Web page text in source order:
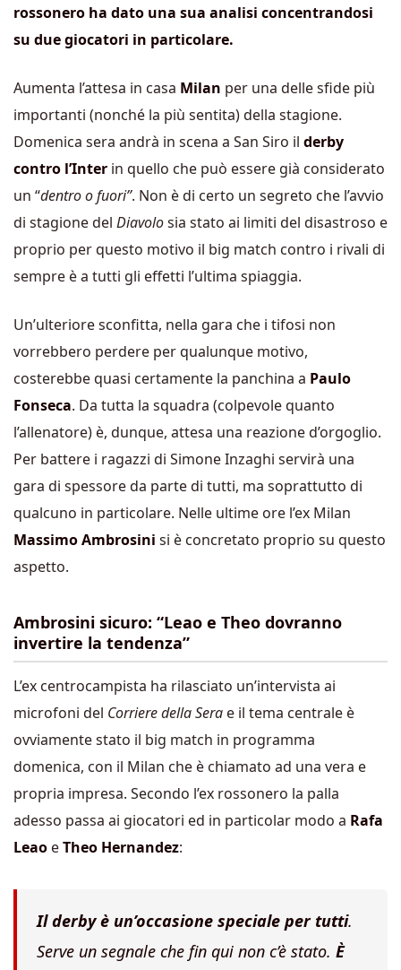
rossonero ha dato una sua analisi concentrandosi
su due giocatori in particolare.
Aumenta l’attesa in casa Milan per una delle sfide più
importanti (nonché la più sentita) della stagione.
Domenica sera andrà in scena a San Siro il derby
contro l’Inter in quello che può essere già considerato
un “dentro o fuori”. Non è di certo un segreto che l’avvio
di stagione del Diavolosia stato ai limiti del disastroso e
proprio per questo motivo il big match contro i rivali di
sempre è a tutti gli effetti l’ultima spiaggia.
Un’ulteriore sconfitta, nella gara che i tifosi non
vorrebbero perdere per qualunque motivo,
costerebbe quasi certamente la panchina a Paulo
Fonseca. Da tutta la squadra (colpevole quanto
l’allenatore) è, dunque, attesa una reazione d’orgoglio.
Per battere i ragazzi di Simone Inzaghi servirà una
gara di spessore da parte di tutti, ma soprattutto di
qualcuno in particolare. Nelle ultime ore l’ex Milan
MassimoAmbrosini si è concretato proprio su questo
aspetto.
Ambrosini sicuro: “Leao e Theo dovranno
invertire la tendenza”
L’ex centrocampista ha rilasciato un’intervista ai
microfoni del Corriere della Sera e il tema centrale è
ovviamente stato il big match in programma
domenica, con il Milan che è chiamato ad una vera e
propria impresa. Secondo l’ex rossonero la palla
adesso passa ai giocatori ed in particolar modo a Rafa
Leao eTheo Hernandez:
Il derby è un’occasione speciale per tutti.
Serve un segnale che fin qui non c’è stato. È